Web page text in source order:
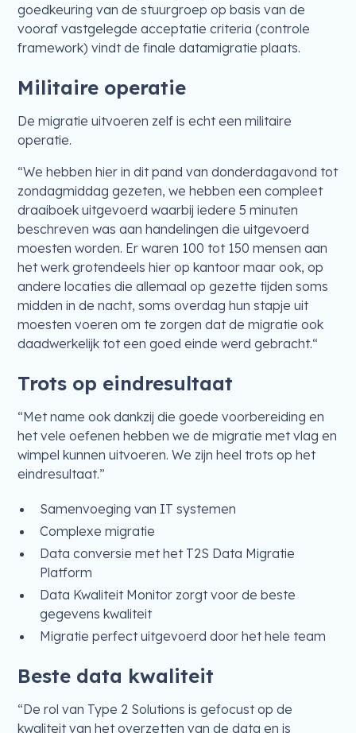
goedkeuring van de stuurgroep op basis van de
vooraf vastgelegde acceptatie criteria (controle
framework) vindt de finale datamigratie plaats.
Militaire operatie
De migratie uitvoeren zelf is echt een militaire
operatie.
“We hebben hier in dit pand van donderdagavond tot
zondagmiddag gezeten, we hebben een compleet
draaiboek uitgevoerd waarbij iedere 5 minuten
beschreven was aan handelingen die uitgevoerd
moesten worden. Er waren 100 tot 150 mensen aan
het werk grotendeels hier op kantoor maar ook, op
andere locaties die allemaal op gezette tijden soms
midden in de nacht, soms overdag hun stapje uit
moesten voeren om te zorgen dat de migratie ook
daadwerkelijk tot een goed einde werd gebracht.“
Trots op eindresultaat
“Met name ook dankzij die goede voorbereiding en
het vele oefenen hebben we de migratie met vlag en
wimpel kunnen uitvoeren. We zijn heel trots op het
eindresultaat.”
Samenvoeging van IT systemen
Complexe migratie
Data conversie met het T2S Data Migratie
Platform
Data Kwaliteit Monitor zorgt voor de beste
gegevens kwaliteit
Migratie perfect uitgevoerd door het hele team
Beste data kwaliteit
“De rol van Type 2 Solutions is gefocust op de
kwaliteit van het overzetten van de data en is